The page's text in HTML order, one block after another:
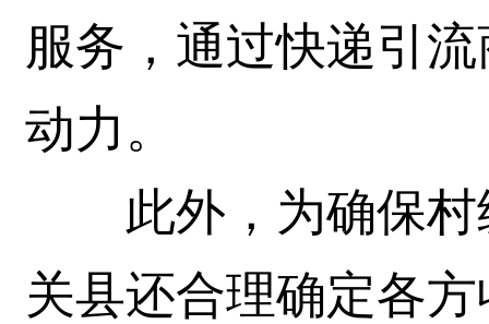
服务，通过快递引
动力。
此外，为确保村
关县还合理确定各